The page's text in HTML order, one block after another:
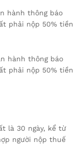
hành thông báo
phải nộp 50% tiền
hành thông báo
phải nộp 50% tiền
là 30 ngày, kể từ
người nộp thuế